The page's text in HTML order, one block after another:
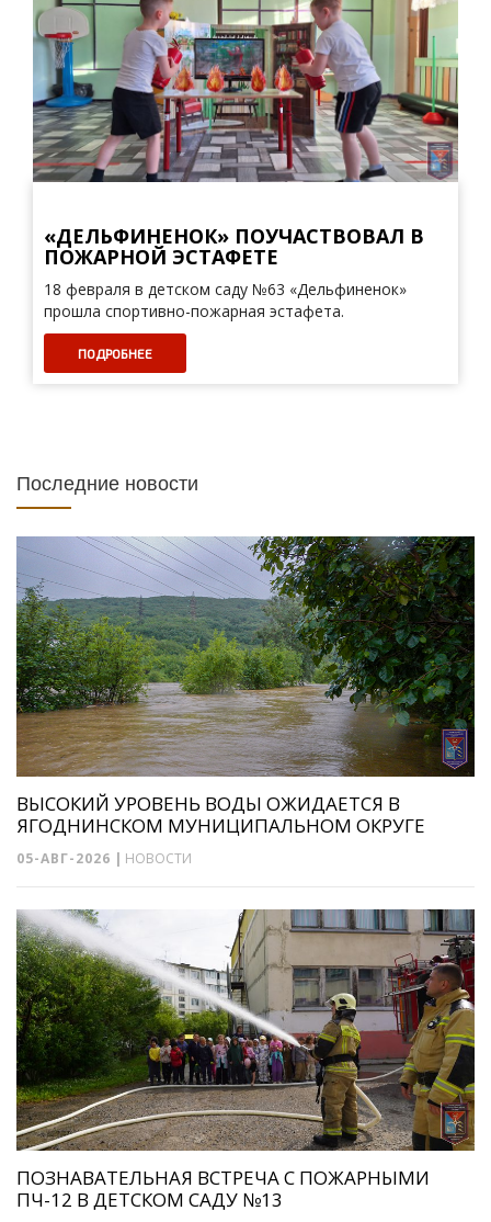
«ДЕЛЬФИНЕНОК» ПОУЧАСТВОВАЛ В
ПОЖАРНОЙ ЭСТАФЕТЕ
18 февраля в детском саду №63 «Дельфиненок»
прошла спортивно-пожарная эстафета.
ПОДРОБНЕЕ
Последние новости
ВЫСОКИЙ УРОВЕНЬ ВОДЫ ОЖИДАЕТСЯ В
ЯГОДНИНСКОМ МУНИЦИПАЛЬНОМ ОКРУГЕ
05-АВГ-2026 | НОВОСТИ
ПОЗНАВАТЕЛЬНАЯ ВСТРЕЧА С ПОЖАРНЫМИ
ПЧ-12 В ДЕТСКОМ САДУ №13